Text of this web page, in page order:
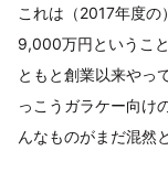
これは（2017年度
9,000万円というこ
ともと創業以来やっ
っこうガラケー向け
んなものがまだ混然